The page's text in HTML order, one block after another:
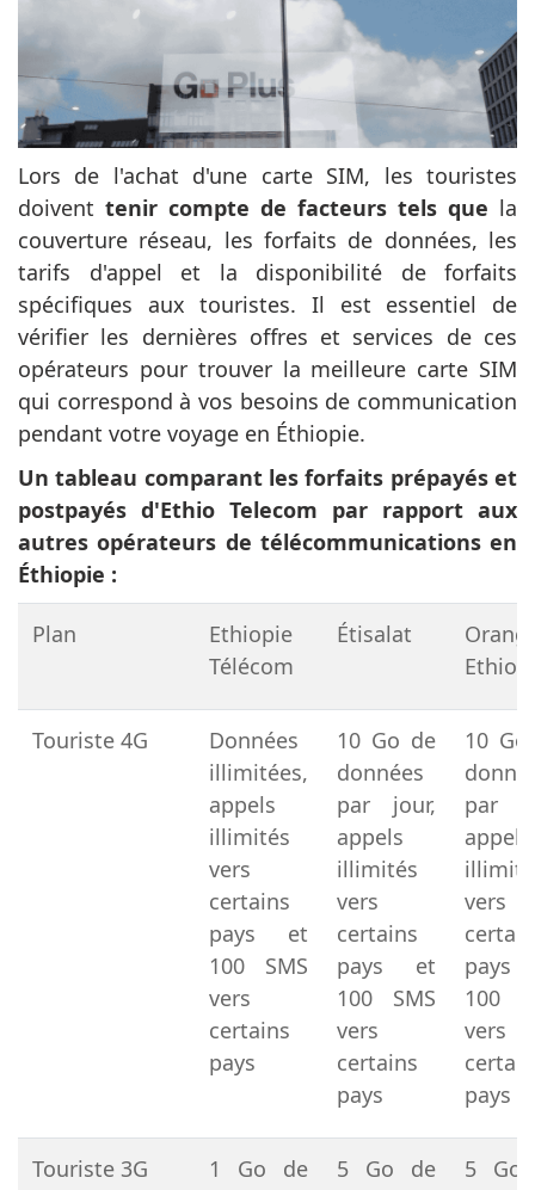
Lors de l'achat d'une carte SIM, les touristes
doivent tenir compte de facteurs tels que la
couverture réseau, les forfaits de données, les
tarifs d'appel et la disponibilité de forfaits
spécifiques aux touristes. Il est essentiel de
vérifier les dernières offres et services de ces
opérateurs pour trouver la meilleure carte SIM
qui correspond à vos besoins de communication
pendant votre voyage en Éthiopie.
Un tableau comparant les forfaits prépayés et
postpayés d'Ethio Telecom par rapport aux
autres opérateurs de télécommunications en
Éthiopie :
Plan
Ethiopie
Télécom
Étisalat
Touriste 4G
Données
illimitées,
appels
illimités
vers
certains
pays et
100 SMS
vers
certains
pays
10 Go de
données
par jour,
appels
illimités
vers
certains
pays et
100 SMS
vers
certains
pays
10
par
appels
vers
100
vers
pays
Touriste 3G
1 Go de
5 Go de
5 Go